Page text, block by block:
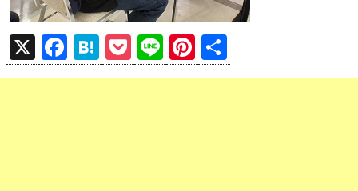
X
F
a
H
at
P
o
Li
n
Pi
nt 有